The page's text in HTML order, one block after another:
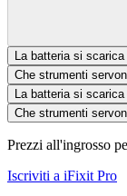
La batteria si
Che strumenti
La batteria si
Che strumenti
Prezzi all'ingrosso
Iscriviti a iFixit Pro